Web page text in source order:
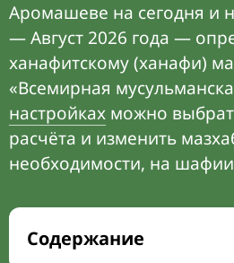
Аромашеве на сегодня и
— Август 2026 года —
ханафитскому (ханафи)
«Всемирная
настройках можно
расчёта и изменить
необходимости, на
Содержание